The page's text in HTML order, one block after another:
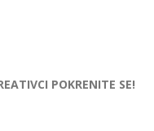
POKRENITE SE!